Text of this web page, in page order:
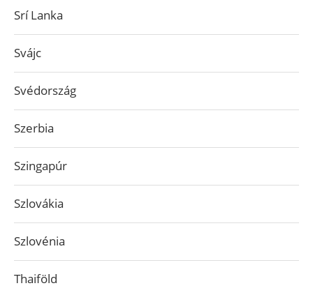
Srí Lanka
Svájc
Svédország
Szerbia
Szingapúr
Szlovákia
Szlovénia
Thaiföld